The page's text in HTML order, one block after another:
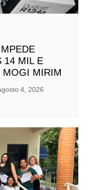
14 MIL E
MOGI MIRIM
4, 2026